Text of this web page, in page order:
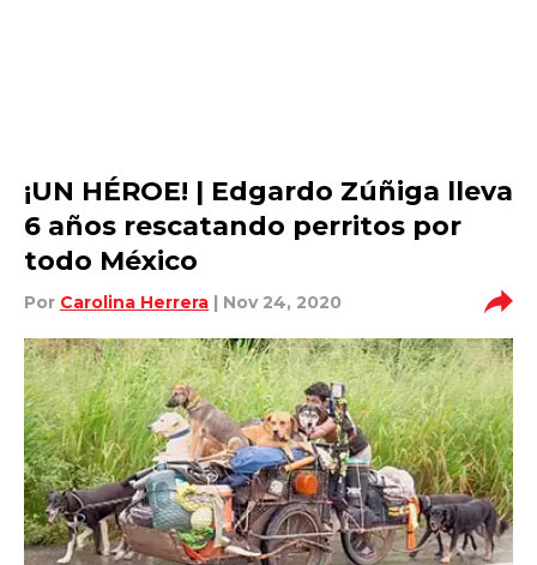
¡UN HÉROE! | Edgardo Zúñiga lleva
6 años rescatando perritos por
todo México
Por Carolina Herrera | Nov 24, 2020